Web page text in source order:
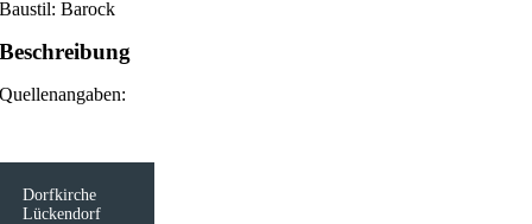
Baustil: Barock
Beschreibung
Quellenangaben:
Dorfkirche
Lückendorf